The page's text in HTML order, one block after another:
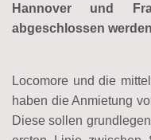
Hannover und
abgeschlossen
Locomore und die
haben die Anmietung
Diese sollen